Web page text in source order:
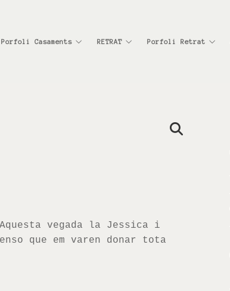
Porfoli Casaments RETRAT Porfoli Retrat
vegada la Jessica i
que em varen donar tota